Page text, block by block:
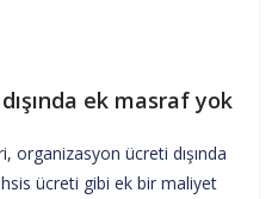
ek masraf yok
organizasyon ücreti dışında
ücreti gibi ek bir maliyet